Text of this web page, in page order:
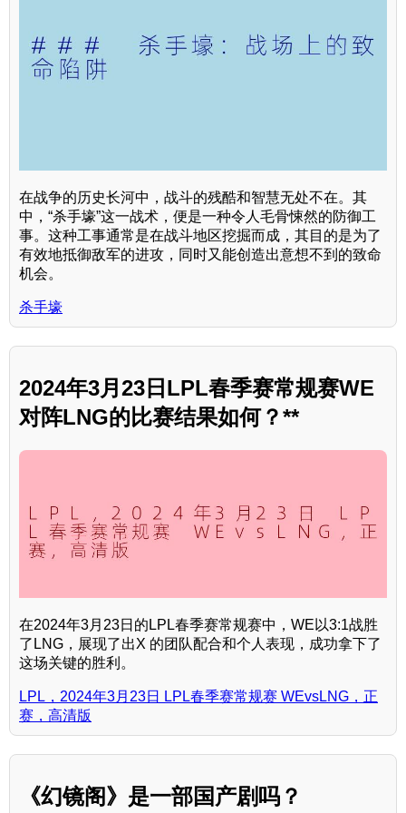
在战争的历史长河中，战斗的残酷和智慧无处不在。其
中，“杀手壕”这一战术，便是一种令人毛骨悚然的防御工
事。这种工事通常是在战斗地区挖掘而成，其目的是为了
有效地抵御敌军的进攻，同时又能创造出意想不到的致命
机会。
杀手壕
2024年3月23日LPL春季赛常规赛WE
对阵LNG的比赛结果如何？**
在2024年3月23日的LPL春季赛常规赛中，WE以3:1战胜
了LNG，展现了出X 的团队配合和个人表现，成功拿下了
这场关键的胜利。
LPL，2024年3月23日 LPL春季赛常规赛 WEvsLNG，正
赛，高清版
《幻镜阁》是一部国产剧吗？